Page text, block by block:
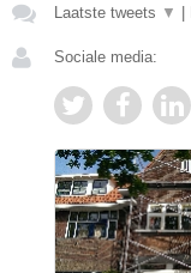
Laatste tweets ▼
Sociale media: